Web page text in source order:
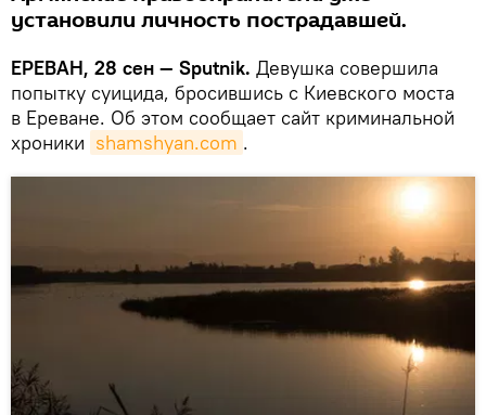
установили личность пострадавшей.
ЕРЕВАН, 28 сен — Sputnik. Девушка совершила
попытку суицида, бросившись с Киевского моста
в Ереване. Об этом сообщает сайт криминальной
хроники shamshyan.com .